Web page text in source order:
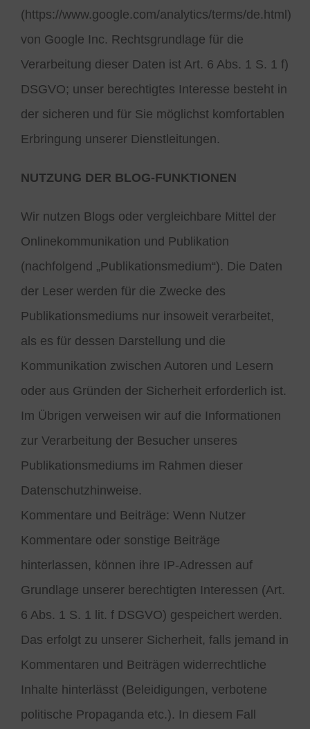
(https://www.google.com/analytics/terms/de.html)
von Google Inc. Rechtsgrundlage für die
Verarbeitung dieser Daten ist Art. 6 Abs. 1 S. 1 f)
DSGVO; unser berechtigtes Interesse besteht in
der sicheren und für Sie möglichst komfortablen
Erbringung unserer Dienstleitungen.
NUTZUNG DER BLOG-FUNKTIONEN
Wir nutzen Blogs oder vergleichbare Mittel der
Onlinekommunikation und Publikation
(nachfolgend „Publikationsmedium“). Die Daten
der Leser werden für die Zwecke des
Publikationsmediums nur insoweit verarbeitet,
als es für dessen Darstellung und die
Kommunikation zwischen Autoren und Lesern
oder aus Gründen der Sicherheit erforderlich ist.
Im Übrigen verweisen wir auf die Informationen
zur Verarbeitung der Besucher unseres
Publikationsmediums im Rahmen dieser
Datenschutzhinweise.
Kommentare und Beiträge: Wenn Nutzer
Kommentare oder sonstige Beiträge
hinterlassen, können ihre IP-Adressen auf
Grundlage unserer berechtigten Interessen (Art.
6 Abs. 1 S. 1 lit. f DSGVO) gespeichert werden.
Das erfolgt zu unserer Sicherheit, falls jemand in
Kommentaren und Beiträgen widerrechtliche
Inhalte hinterlässt (Beleidigungen, verbotene
politische Propaganda etc.). In diesem Fall